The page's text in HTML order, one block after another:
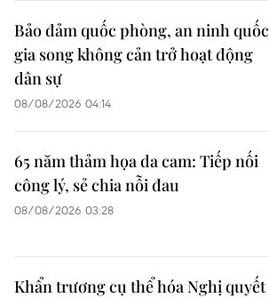
Bảo đảm quốc phòng, an ninh quốc
gia song không cản trở hoạt động
dân sự
08/08/2026 04:14
65 năm thảm họa da cam: Tiếp nối
công lý, sẻ chia nỗi đau
08/08/2026 03:28
Khẩn trương cụ thể hóa Nghị quyết